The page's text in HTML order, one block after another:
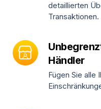
detaillierten
Transaktionen.
Händler
Fügen Sie alle